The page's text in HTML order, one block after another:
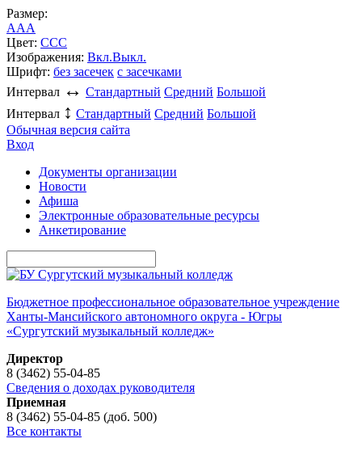
Размер:
AAA
Цвет: CCC
Изображения: Вкл.Выкл.
Шрифт: без засечек с засечками
Интервал ↔ Стандартный Средний Большой
Интервал ↕ Стандартный Средний Большой
Обычная версия сайта
Вход
Документы организации
Новости
Афиша
Электронные образовательные ресурсы
Анкетирование
Бюджетное профессиональное образовательное учреждение
Ханты-Мансийского автономного округа - Югры
«Сургутский музыкальный колледж»
Директор
8 (3462) 55-04-85
Сведения о доходах руководителя
Приемная
8 (3462) 55-04-85 (доб. 500)
Все контакты